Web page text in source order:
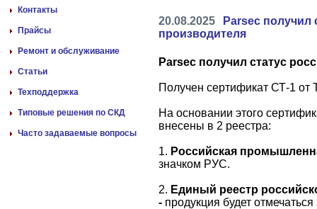
Контакты
Прайсы
Ремонт и обслуживание
Статьи
Техподдержка
Типовые решения по СКД
Часто задаваемые вопросы
20.08.2025
Parsec получил
производителя
Parsec получил статус
Получен сертификат СТ-1
На основании этого
внесены в 2 реестра:
1. Российская
значком РУС.
2. Единый реестр
- продукция будет